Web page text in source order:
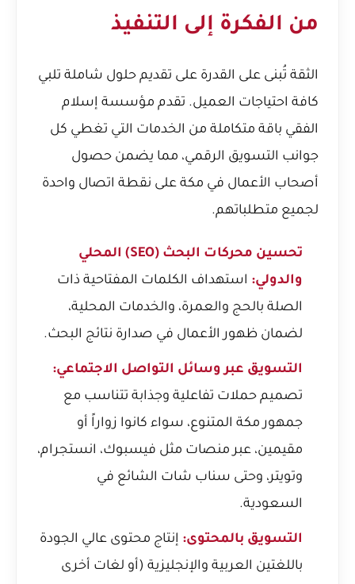
من الفكرة إلى التنفيذ
الثقة تُبنى على القدرة على تقديم حلول شاملة تلبي
كافة احتياجات العميل. تقدم مؤسسة إسلام
الفقي باقة متكاملة من الخدمات التي تغطي كل
جوانب التسويق الرقمي، مما يضمن حصول
أصحاب الأعمال في مكة على نقطة اتصال واحدة
لجميع متطلباتهم.
تحسين محركات البحث (SEO) المحلي
والدولي: استهداف الكلمات المفتاحية ذات
الصلة بالحج والعمرة، والخدمات المحلية،
لضمان ظهور الأعمال في صدارة نتائج البحث.
التسويق عبر وسائل التواصل الاجتماعي:
تصميم حملات تفاعلية وجذابة تتناسب مع
جمهور مكة المتنوع، سواء كانوا زواراً أو
مقيمين، عبر منصات مثل فيسبوك، انستجرام،
وتويتر، وحتى سناب شات الشائع في
السعودية.
التسويق بالمحتوى: إنتاج محتوى عالي الجودة
باللغتين العربية والإنجليزية (أو لغات أخرى